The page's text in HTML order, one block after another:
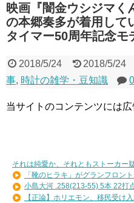
映画『闇金ウシジマ
の本郷奏多が着用して
タイマー50周年記念モ
2018/5/24 2018/5/24
事, 時計の雑学・豆知識 0
当サイトのコンテンツには広
それは純愛か、それともストーカー
「靴のヒラキ」がグランフロン
小島大河 .258(213-55) 5本 22打
【正論】ホリエモン、移民受け